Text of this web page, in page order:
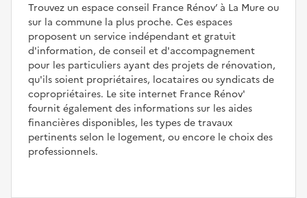
Trouvez un espace conseil France Rénov’ à La Mure ou
sur la commune la plus proche. Ces espaces
proposent un service indépendant et gratuit
d'information, de conseil et d'accompagnement
pour les particuliers ayant des projets de rénovation,
qu'ils soient propriétaires, locataires ou syndicats de
copropriétaires. Le site internet France Rénov'
fournit également des informations sur les aides
financières disponibles, les types de travaux
pertinents selon le logement, ou encore le choix des
professionnels.